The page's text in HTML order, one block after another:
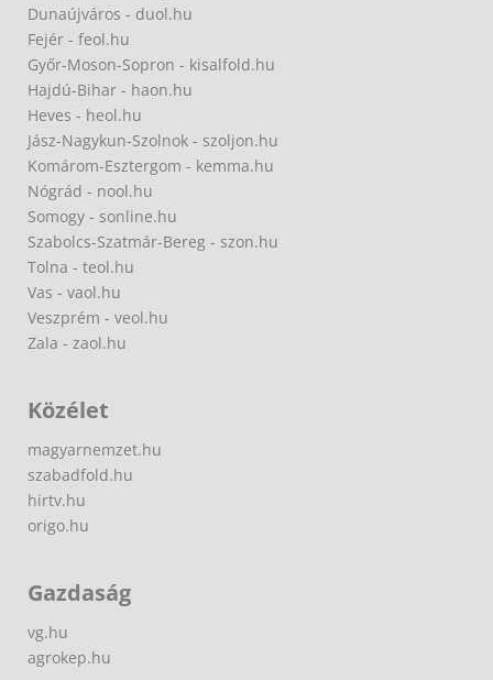
Dunaújváros - duol.hu
Fejér - feol.hu
Győr-Moson-Sopron - kisalfold.hu
Hajdú-Bihar - haon.hu
Heves - heol.hu
Jász-Nagykun-Szolnok - szoljon.hu
Komárom-Esztergom - kemma.hu
Nógrád - nool.hu
Somogy - sonline.hu
Szabolcs-Szatmár-Bereg - szon.hu
Tolna - teol.hu
Vas - vaol.hu
Veszprém - veol.hu
Zala - zaol.hu
Közélet
magyarnemzet.hu
szabadfold.hu
hirtv.hu
origo.hu
Gazdaság
vg.hu
agrokep.hu